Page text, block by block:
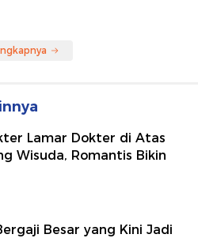
Lamar Dokter di Atas
Wisuda, Romantis Bikin
Besar yang Kini Jadi